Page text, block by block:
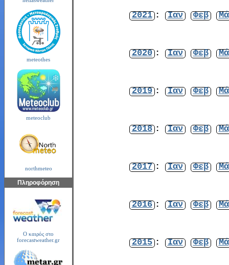
meteothes
meteoclub
northmeteo
Πληροφόρηση
Ο καιρός στο
forecastweather.gr
2021 : Ιαν Φεβ
2020 : Ιαν Φεβ
2019 : Ιαν Φεβ
2018 : Ιαν Φεβ
2017 : Ιαν Φεβ
2016 : Ιαν Φεβ
2015 : Ιαν Φεβ